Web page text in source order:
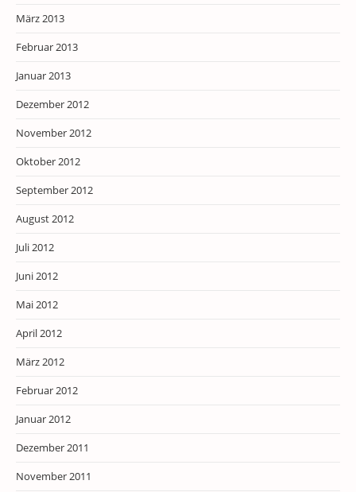
März 2013
Februar 2013
Januar 2013
Dezember 2012
November 2012
Oktober 2012
September 2012
August 2012
Juli 2012
Juni 2012
Mai 2012
April 2012
März 2012
Februar 2012
Januar 2012
Dezember 2011
November 2011